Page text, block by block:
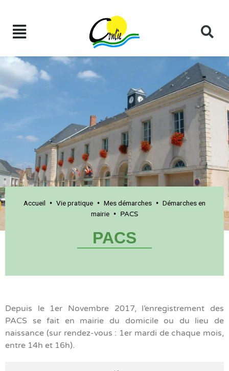
Accueil • Vie pratique • Mes démarches • Démarches en
mairie • PACS
PACS
Depuis le 1er Novembre 2017, l’enregistrement des
PACS se fait en mairie du domicile ou du lieu de
naissance (sur rendez-vous : 1er mardi de chaque mois,
entre 14h et 16h).